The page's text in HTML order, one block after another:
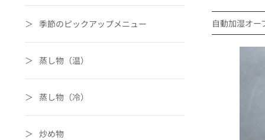
自動加湿オ
季節のピックアップメニュー
蒸し物（温）
蒸し物（冷）
炒め物